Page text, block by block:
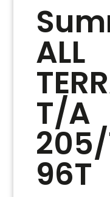
ALL
T/A
205/
96T